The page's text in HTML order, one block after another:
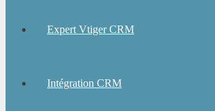
Expert Vtiger CRM
Intégration CRM